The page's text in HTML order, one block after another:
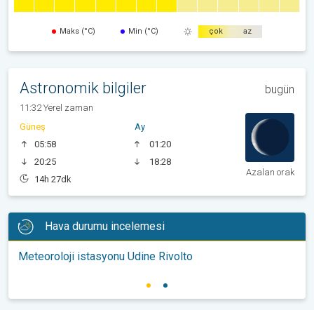
Maks (°C) Min (°C) çok az
Astronomik bilgiler bugün
11:32 Yerel zaman
Güneş
05:58
20:25
14h 27dk
Ay
01:20
18:28
Azalan orak
Hava durumu incelemesi
Meteoroloji istasyonu Udine Rivolto